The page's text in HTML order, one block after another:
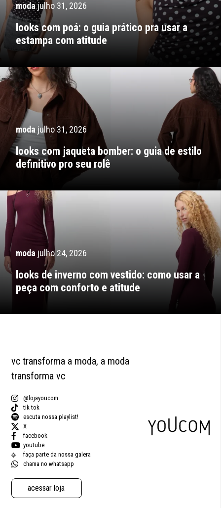
modajulho 31, 2026
looks com poá: o guia prático pra usar a
estampa com atitude
moda julho 31, 2026
looks com jaqueta bomber: o guia de estilo
definitivo pro seu rolê
moda julho 24, 2026
looks de inverno com vestido: como usar a
peça com conforto e atitude
vc transforma a moda, a moda
transforma vc
@lojayoucom
tik tok
escuta nossa playlist!
X
facebook
youtube
faça parte da nossa galera
chama no whatsapp
acessar loja